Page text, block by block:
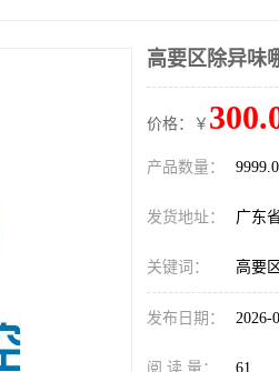
高要区除异味
价格：￥
产品数量：
发货地址： 广东
关键词： 高要
发布日期： 2026-
阅 读 量： 61